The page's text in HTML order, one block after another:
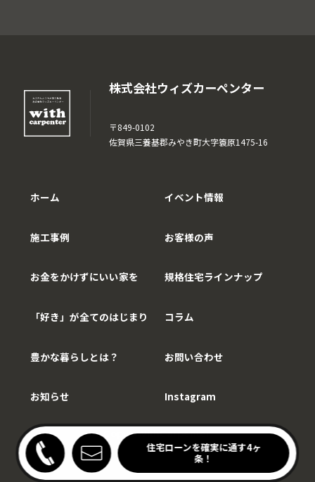
株式会社ウィズカーペンター
〒849-0102
佐賀県三養基郡みやき町大字簑原1475-16
ホーム
施工事例
お金をかけずにいい家を
「好き」が全てのはじまり
豊かな暮らしとは？
お知らせ
イベント情報
お客様の声
規格住宅ラインナップ
コラム
お問い合わせ
Instagram
Copy©WithCarpenter.
キッチンの家見学会
開催中！
住宅ローンを確実に通す4ヶ
条！